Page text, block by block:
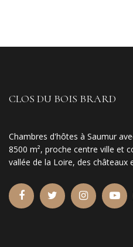
CLOS DU BOIS BRARD
Chambres d'hôtes à Saumur
8500 m², proche centre ville et
vallée de la Loire, des châteaux